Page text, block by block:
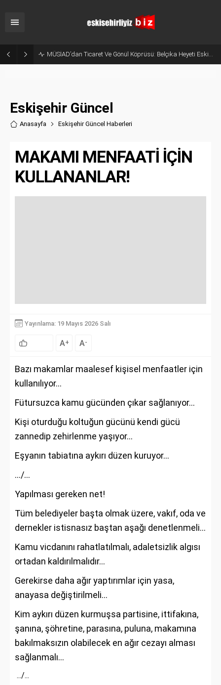
Korkudan Animasyona Beyaz Perdede Bu Hafta: 6 Yeni Film Vizyona Giriyor
Eskişehir Güncel
Anasayfa Eskişehir Güncel Haberleri
MAKAMI MENFAATİ İÇİN
KULLANANLAR!
Yayınlama: 19 Mayıs 2026 Salı
A+ A-
Bazı makamlar maalesef kişisel menfaatler için
kullanılıyor…
Fütursuzca kamu gücünden çıkar sağlanıyor…
Kişi oturduğu koltuğun gücünü kendi gücü
zannedip zehirlenme yaşıyor…
Eşyanın tabiatına aykırı düzen kuruyor…
.../...
Yapılması gereken net!
Tüm belediyeler başta olmak üzere, vakıf, oda ve
dernekler istisnasız baştan aşağı denetlenmeli…
Kamu vicdanını rahatlatılmalı, adaletsizlik algısı
ortadan kaldırılmalıdır…
Gerekirse daha ağır yaptırımlar için yasa,
anayasa değiştirilmeli…
Kim aykırı düzen kurmuşsa partisine, ittifakına,
şanına, şöhretine, parasına, puluna, makamına
bakılmaksızın olabilecek en ağır cezayı alması
sağlanmalı…
.../...